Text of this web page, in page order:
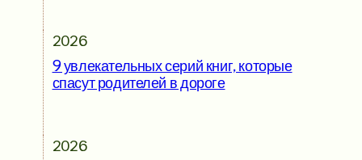
2026
9 увлекательных серий книг, которые
спасут родителей в дороге
2026